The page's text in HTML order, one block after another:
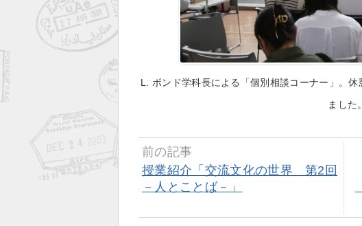
L. ボンド学科長による「個別相談コーナー」。
ました。
前の記事
授業紹介「交流文化の世界 第2回
－人とことば－」